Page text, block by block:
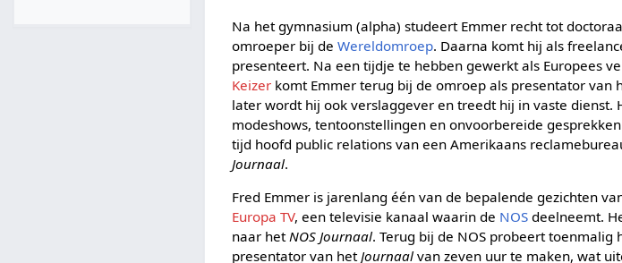
Na het gymnasium (alpha) studeert Emmer recht tot
omroeper bij deWereldomroep. Daarna komt hij als
presenteert. Na een tijdje te hebben gewerkt als Europees
Keizer komt Emmer terug bij de omroep als presentator van
later wordt hij ook verslaggever en treedt hij in vaste
modeshows, tentoonstellingen en onvoorbereide
tijd hoofd public relations van een Amerikaans
Journaal.
Fred Emmer is jarenlang één van de bepalende gezichten
Europa TV, een televisie kanaal waarin de NOS deelneemt.
naar hetNOS Journaal. Terug bij de NOS probeert toenmalig
presentator van hetJournaal van zeven uur te maken, wat